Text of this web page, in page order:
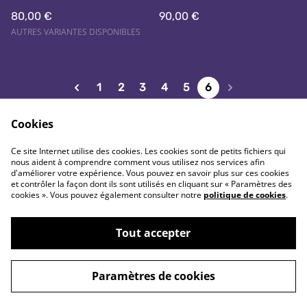
80,00 €
AUTRES VARIANTES DISPONIBLES
90,00 €
1 2 3 4 5 6
Nous contacter
Conditions générales
Politique de
confidentialité
Politique de cookie
©2026La Boutique du Tache Papier
powered by
Cookies
Ce site Internet utilise des cookies. Les cookies sont de petits fichiers qui
nous aident à comprendre comment vous utilisez nos services afin
d'améliorer votre expérience. Vous pouvez en savoir plus sur ces cookies
et contrôler la façon dont ils sont utilisés en cliquant sur « Paramètres des
cookies ». Vous pouvez également consulter notre politique de cookies.
Tout accepter
Paramètres de cookies